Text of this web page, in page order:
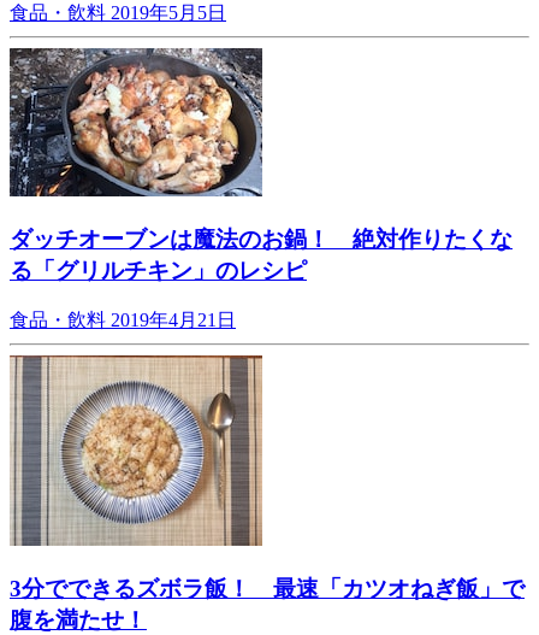
食品・飲料 2019年5月5日
ダッチオーブンは魔法のお鍋！ 絶対作りたくな
る「グリルチキン」のレシピ
食品・飲料 2019年4月21日
3分でできるズボラ飯！ 最速「カツオねぎ飯」で
腹を満たせ！